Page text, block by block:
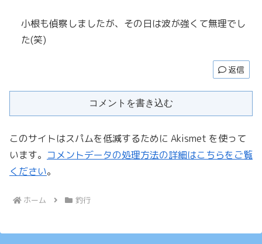
小根も偵察しましたが、その日は波が強くて無理でし
た(笑)
返信
コメントを書き込む
このサイトはスパムを低減するために Akismet を使って
います。 コメントデータの処理方法の詳細はこちらをご覧
ください。
ホーム 釣行